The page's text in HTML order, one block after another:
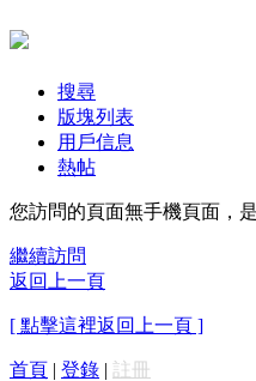
搜尋
版塊列表
用戶信息
熱帖
您訪問的頁面無手機頁面，
繼續訪問
返回上一頁
[ 點擊這裡返回上一頁 ]
首頁 | 登錄 | 註冊